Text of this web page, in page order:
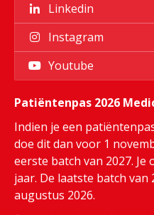
Linkedin
Instagram
Youtube
Patiëntenpas 2026
Indien je een
doe dit dan voor 1
eerste batch van 2027.
jaar. De laatste batch van
augustus 2026.